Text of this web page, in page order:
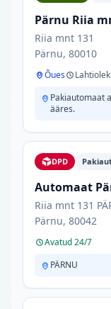
Pärnu Riia
Riia mnt 131
Pärnu, 80010
Õues
Pakiautomaat
ääres.
DPD
Automaat
Riia mnt 131
Pärnu, 80042
Avatud 24/7
PÄRNU